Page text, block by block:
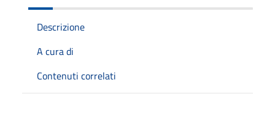
Descrizione
A cura di
Contenuti correlati